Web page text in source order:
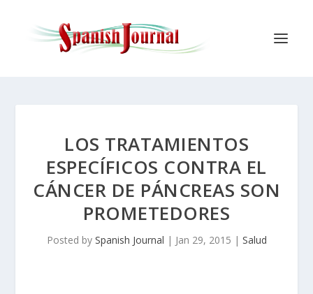
LOS TRATAMIENTOS
ESPECÍFICOS CONTRA EL
CÁNCER DE PÁNCREAS SON
PROMETEDORES
Posted by Spanish Journal | Jan 29, 2015 | Salud